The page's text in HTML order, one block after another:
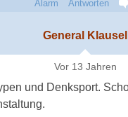
Alarm Antworten
General Klausel
Vor 13 Jahren
und Denksport.